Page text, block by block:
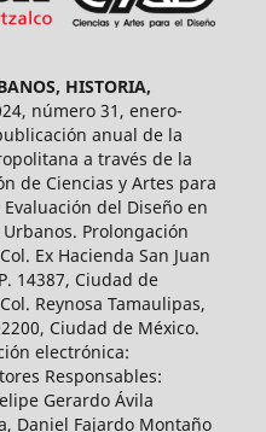
HISTORIA,
número 31, enero-
anual de la
a través de la
de Ciencias y Artes para
del Diseño en
Prolongación
Ex Hacienda San Juan
14387, Ciudad de
Reynosa Tamaulipas,
Ciudad de México.
electrónica:
Responsables:
Gerardo Ávila
Daniel Fajardo Montaño